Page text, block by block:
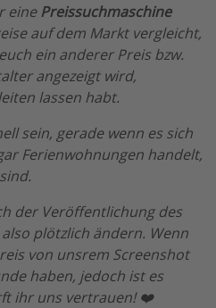
einePreissuchmaschine
auf dem Markt vergleicht,
ein anderer Preis bzw.
angezeigt wird,
lassen habt.
sein, gerade wenn es sich
Ferienwohnungen handelt,
der Veröffentlichung des
plötzlich ändern. Wenn
von unsrem Screenshot
haben, jedoch ist es
ihr uns vertrauen! ❤️